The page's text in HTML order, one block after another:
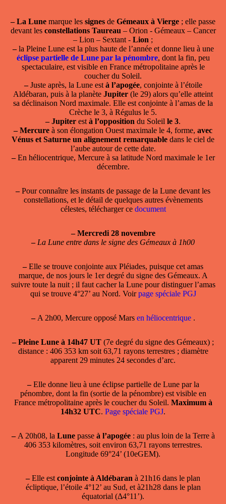
– La Lune marque les signes de Gémeaux à Vierge ; elle passe
devant les constellations Taureau – Orion - Gémeaux – Cancer
– Lion – Sextant - Lion ;
–la Pleine Lune est la plus haute de l’année et donne lieu à une
éclipse partielle de Lune par la pénombre, dont la fin, peu
spectaculaire, est visible en France métropolitaine après le
coucher du Soleil.
–Juste après, la Lune est à l’apogée, conjointe à l’étoile
Aldébaran, puis à la planète Jupiter (le 29) alors qu’elle atteint
sa déclinaison Nord maximale. Elle est conjointe à l’amas de la
Crèche le 3, à Régulus le 5.
– Jupiter est à l’opposition du Soleil le 3.
– Mercure à son élongation Ouest maximale le 4, forme, avec
Vénus et Saturne un alignement remarquable dans le ciel de
l’aube autour de cette date.
–En héliocentrique, Mercure à sa latitude Nord maximale le 1er
décembre.
–Pour connaître les instants de passage de la Lune devant les
constellations, et le détail de quelques autres évènements
célestes, télécharger ce document
– Mercredi 28 novembre
– La Lune entre dans le signe des Gémeaux à 1h00
–Elle se trouve conjointe aux Pléiades, puisque cet amas
marque, de nos jours le 1er degré du signe des Gémeaux. A
suivre toute la nuit ; il faut cacher la Lune pour distinguer l’amas
qui se trouve 4°27’ au Nord. Voirpage spéciale PGJ
–A 2h00, Mercure opposé Mars en héliocentrique .
– Pleine Lune à 14h47 UT (7e degré du signe des Gémeaux) ;
distance : 406 353 km soit 63,71 rayons terrestres ; diamètre
apparent 29 minutes 24 secondes d’arc.
–Elle donne lieu à une éclipse partielle de Lune par la
pénombre, dont la fin (sortie de la pénombre) est visible en
France métropolitaine après le coucher du Soleil. Maximum à
14h32 UTC. Page spéciale PGJ.
–A 20h08, la Lune passe à l’apogée: au plus loin de la Terre à
406 353 kilomètres, soit environ 63,71 rayons terrestres.
Longitude 69°24’ (10eGEM).
–Elle est conjointe à Aldébaran à 21h16 dans le plan
écliptique, l’étoile 4°12’ au Sud, et à21h28 dans le plan
équatorial (Δ4°11’).